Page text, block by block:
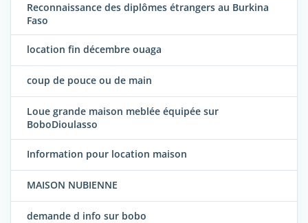
Reconnaissance des diplômes étrangers au Burkina
Faso
location fin décembre ouaga
coup de pouce ou de main
Loue grande maison meblée équipée sur
BoboDioulasso
Information pour location maison
MAISON NUBIENNE
demande d info sur bobo